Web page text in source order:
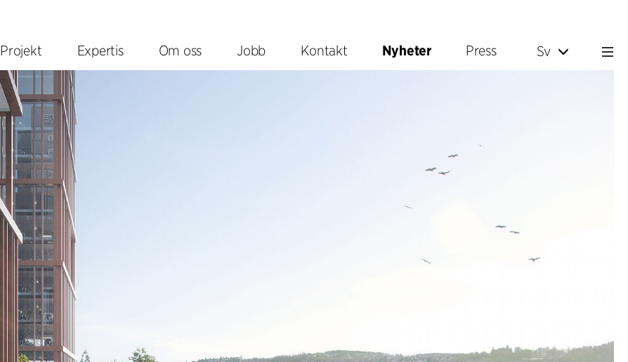
Projekt Expertis Om oss Jobb Kontakt Nyheter Press Sv